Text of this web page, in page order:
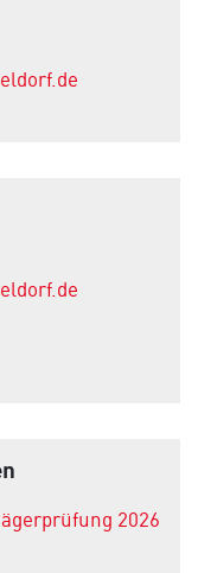
2026